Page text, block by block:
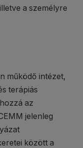
a személyre
működő intézet,
terápiás
az
jelenleg
között a